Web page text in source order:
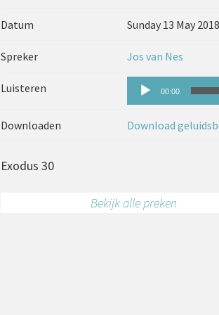
Datum Sunday 13 May 2018
Spreker Jos van Nes
Luisteren Audiospeler
00:00
Downloaden Download
Exodus 30
Bekijk alle preken